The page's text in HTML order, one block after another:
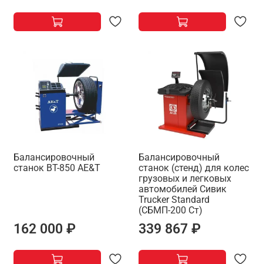
Балансировочный
станок BT-850 AE&T
162 000 ₽
Балансировочный
станок (стенд) для колес
грузовых и легковых
автомобилей Сивик
Trucker Standard
(СБМП-200 Ст)
339 867 ₽